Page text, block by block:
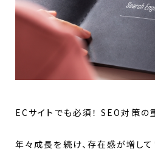
ECサイトでも必須！ SEO対策の
年々成長を続け、存在感が増し